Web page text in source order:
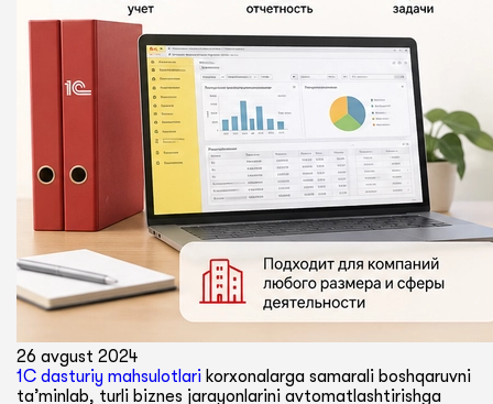
26 avgust 2024
1C dasturiy mahsulotlari korxonalarga samarali boshqaruvni
ta’minlab, turli biznes jarayonlarini avtomatlashtirishga